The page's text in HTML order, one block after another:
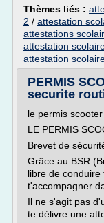
Thèmes liés :
2 / attestation
attestations
attestation
attestation
PERMIS
securite
le permis
LE PERMIS
Brevet de
Grâce au BSR
libre de
t'accompagner
Il ne s'agit pas
te délivre une